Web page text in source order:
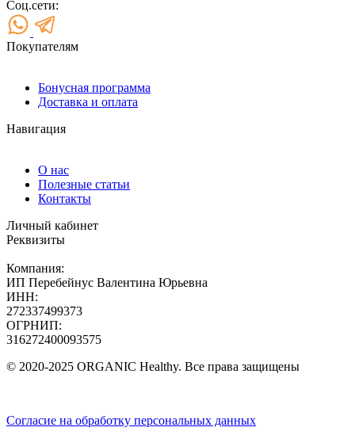
Соц.сети:
Покупателям
Бонусная программа
Доставка и оплата
Навигация
О нас
Полезные статьи
Контакты
Личный кабинет
Реквизиты
Компания:
ИП Перебейнус Валентина Юрьевна
ИНН:
272337499373
ОГРНИП:
316272400093575
© 2020-2025 ORGANIC Healthy. Все права защищены
Согласие на обработку персональных данных